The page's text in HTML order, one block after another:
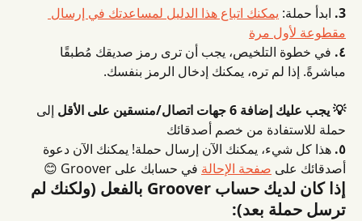
3. ابدأ حملة: يمكنك اتباع هذا الدليل لمساعدتك في إرسال
مقطوعة لأول مرة
٤. في خطوة التلخيص، يجب أن ترى رمز صديقك مُطبقًا
مباشرةً. إذا لم تره، يمكنك إدخال الرمز بنفسك.
💡 يجب عليك إضافة 6 جهات اتصال/منسقين على الأقل
إلى
حملة للاستفادة من خصم أصدقائك
٥. هذا كل شيء، يمكنك الآن إرسال حملة! يمكنك الآن دعوة
أصدقائك على صفحة الإحالة في حسابك على Groover 😊
إذا كان لديك حساب Groover بالفعل (ولكنك لم
ترسل حملة بعد):